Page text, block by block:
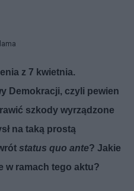
z 7 kwietnia.
Demokracji, czyli pewien
szkody wyrządzone
na taką prostą
status quo ante? Jakie
w ramach tego aktu?